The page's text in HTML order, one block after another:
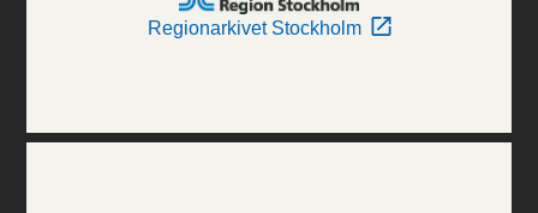
Regionarkivet Stockholm